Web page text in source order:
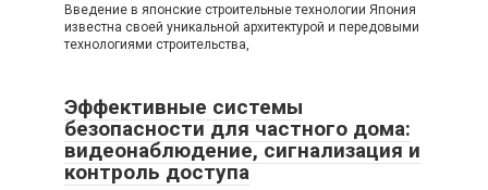
Введение в японские строительные технологии Япония
известна своей уникальной архитектурой и передовыми
технологиями строительства,
Эффективные системы
безопасности для частного дома:
видеонаблюдение, сигнализация и
контроль доступа